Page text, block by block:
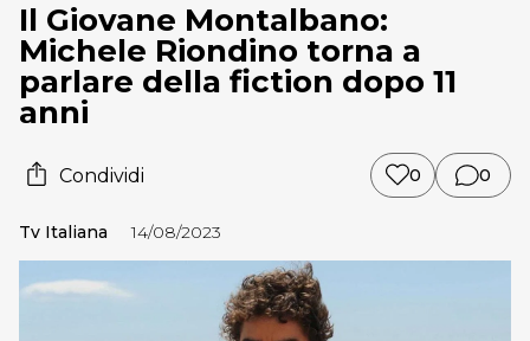
Il Giovane Montalbano:
Michele Riondino torna a
parlare della fiction dopo 11
anni
Condividi 0 0
Tv Italiana 14/08/2023